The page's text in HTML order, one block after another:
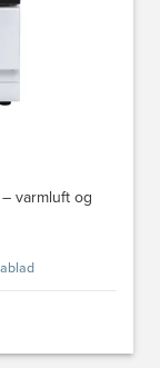
varmluft og